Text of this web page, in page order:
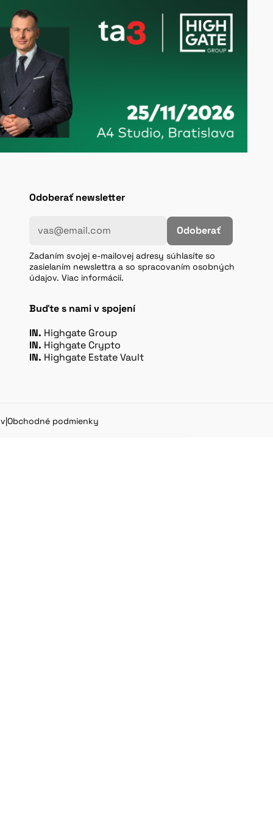
Odoberať newsletter
Odoberať
Zadaním svojej e-mailovej adresy súhlasíte so
zasielaním newslettra a so spracovaním osobných
údajov. Viac informácií.
Buďte s nami v spojení
IN. Highgate Group
IN. Highgate Crypto
IN. Highgate Estate Vault
|Obchodné podmienky